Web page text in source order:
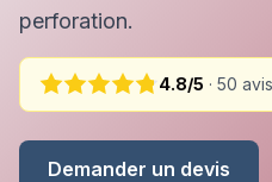
perforation.
4.8/5 · 50 avis
Demander un devis